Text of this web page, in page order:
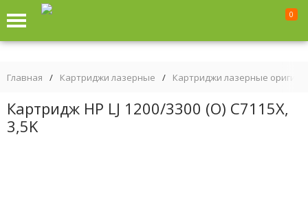
0
Главная / Картриджи лазерные / Картриджи лазерные
Картридж HP LJ 1200/3300 (O) C7115X,
3,5K